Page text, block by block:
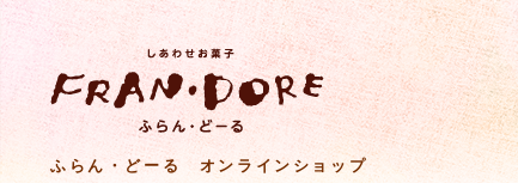
ふらん・どーる オンラインショップ